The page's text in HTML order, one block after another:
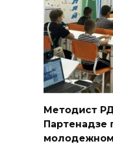
Методист
Партенадзе